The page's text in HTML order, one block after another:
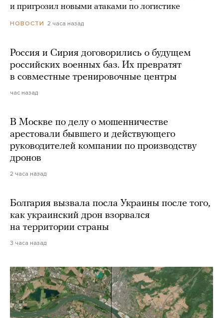
и пригрозил новыми атаками по логистике
НОВОСТИ 2 часа назад
Россия и Сирия договорились о будущем
российских военных баз. Их превратят
в совместные тренировочные центры
час назад
В Москве по делу о мошенничестве
арестовали бывшего и действующего
руководителей компании по производству
дронов
2 часа назад
Болгария вызвала посла Украины после того,
как украинский дрон взорвался
на территории страны
3 часа назад